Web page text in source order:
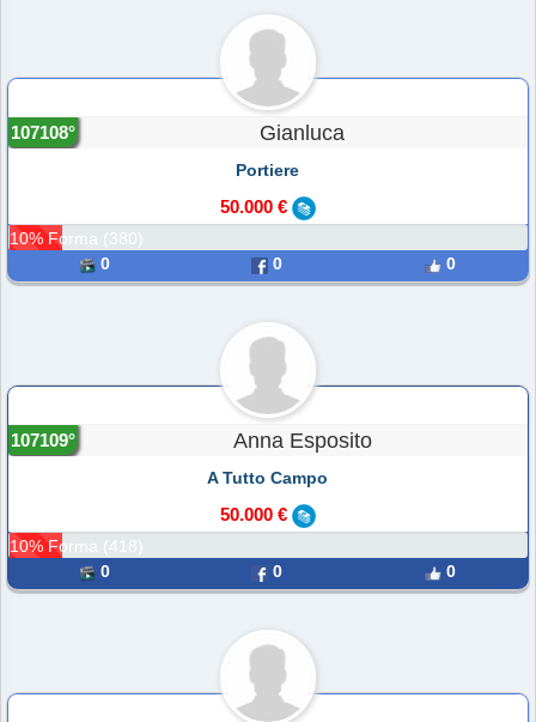
Gianluca
107108°
Portiere
50.000 €
10% Forma (380)
0
0 0
Anna Esposito
107109°
A Tutto Campo
50.000 €
10% Forma (418)
0
0 0